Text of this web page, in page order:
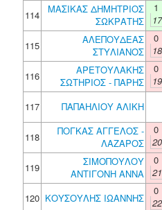
114
ΜΑΣΙΚΑΣ ΔΗΜΗΤΡΙΟΣ
ΣΩΚΡΑΤΗΣ
1
17
115
ΑΛΕΠΟΥΔΕΑΣ
ΣΤΥΛΙΑΝΟΣ
0
18
116
ΑΡΕΤΟΥΛΑΚΗΣ
ΣΩΤΗΡΙΟΣ - ΠΑΡΗΣ
0
19
117
ΠΑΠΑΗΛΙΟΥ ΑΛΙΚΗ
118
ΠΟΓΚΑΣ ΑΓΓΕΛΟΣ -
ΛΑΖΑΡΟΣ
0
20
119
ΣΙΜΟΠΟΥΛΟΥ
ΑΝΤΙΓΟΝΗ ΑΝΝΑ
0
21
120 ΚΟΥΣΟΥΛΗΣ ΙΩΑΝΝΗΣ
0
22